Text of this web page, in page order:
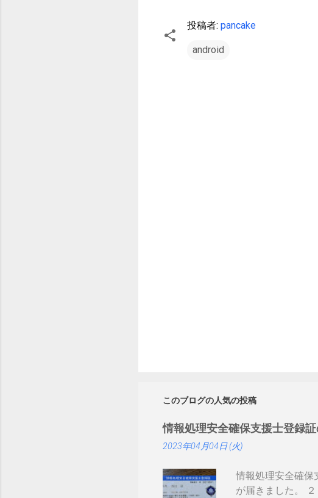
投稿者: pancake
android
このブログの人気の投稿
情報処理安全確保支援士登録証
2023年04月04日 (火)
情報処理安全確保
が届きました。